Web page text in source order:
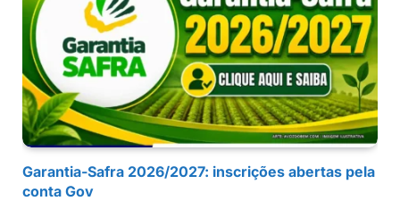
Garantia-Safra 2026/2027: inscrições abertas pela
conta Gov